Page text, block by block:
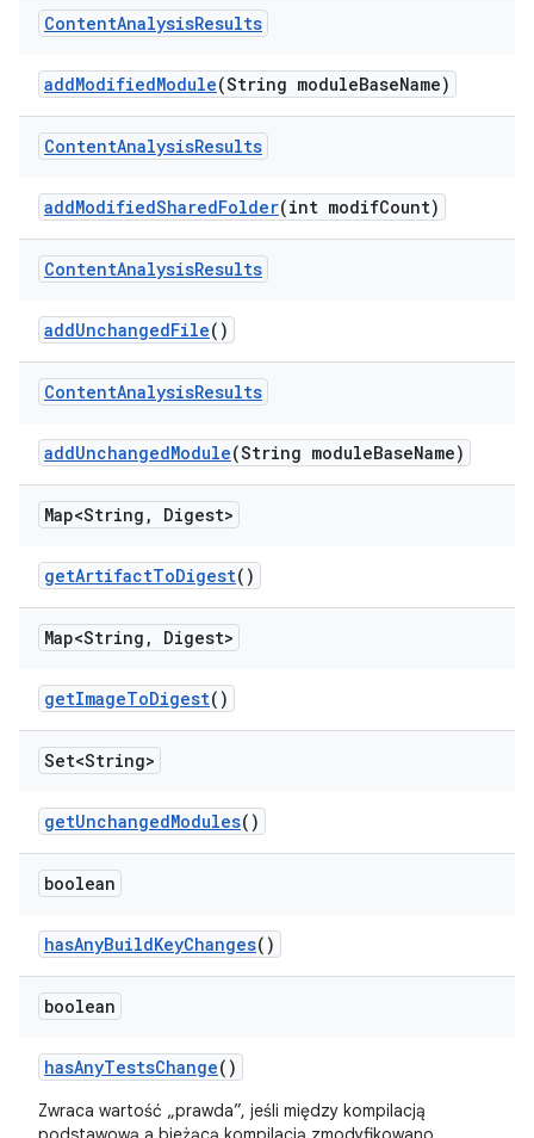
ContentAnalysisResults
addModifiedModule(String moduleBaseName)
ContentAnalysisResults
addModifiedSharedFolder(int modifCount)
ContentAnalysisResults
addUnchangedFile()
ContentAnalysisResults
addUnchangedModule(String moduleBaseName)
Map<String , Digest>
getArtifactToDigest()
Map<String , Digest>
getImageToDigest()
Set<String>
getUnchangedModules()
boolean
hasAnyBuildKeyChanges()
boolean
hasAnyTestsChange()
Zwraca wartość „prawda”, jeśli między kompilacją